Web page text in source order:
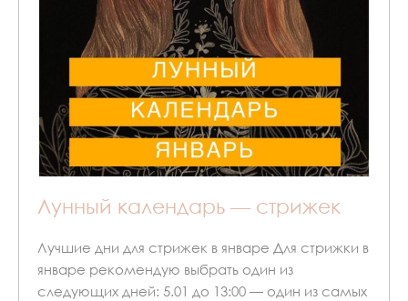
Лунный календарь — стрижек
Лучшие дни для стрижек в январе Для стрижки в
январе рекомендую выбрать один из
следующих дней: 5.01 до 13:00 — один из самых